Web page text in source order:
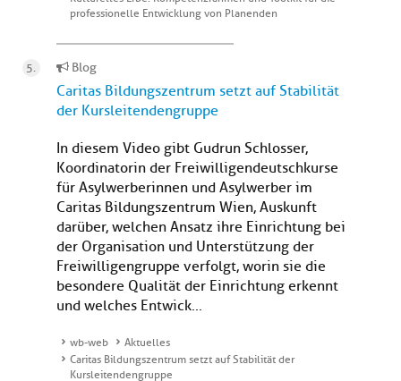
professionelle Entwicklung von Planenden
Blog
Caritas Bildungszentrum setzt auf Stabilität
der Kursleitendengruppe
In diesem Video gibt Gudrun Schlosser,
Koordinatorin der Freiwilligendeutschkurse
für Asylwerberinnen und Asylwerber im
Caritas Bildungszentrum Wien, Auskunft
darüber, welchen Ansatz ihre Einrichtung bei
der Organisation und Unterstützung der
Freiwilligengruppe verfolgt, worin sie die
besondere Qualität der Einrichtung erkennt
und welches Entwick...
wb-web
Aktuelles
Caritas Bildungszentrum setzt auf Stabilität der
Kursleitendengruppe